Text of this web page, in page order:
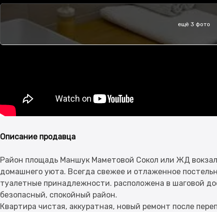
ещё 3 фото
Описание продавца
Район площадь Маншук Маметовой Сокол или ЖД
домашнего уюта. Всегда свежее и отлаженное
туалетные принадлежности. расположена в шаговой
безопасный, спокойный район.
Квартира чистая, аккуратная, новый ремонт после